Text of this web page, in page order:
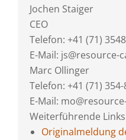
Jochen Staiger
CEO
Telefon: +41 (71)
E-Mail: js@resource-
Marc Ollinger
Telefon: +41 (71) 354-
E-Mail:
Weiterführende Links
Originalmeldung